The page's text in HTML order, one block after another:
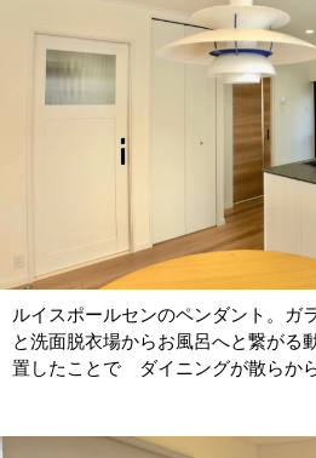
ルイスポールセンのペンダント。ガ
と洗面脱衣場からお風呂へと繋がる
置したことで ダイニングが散らから